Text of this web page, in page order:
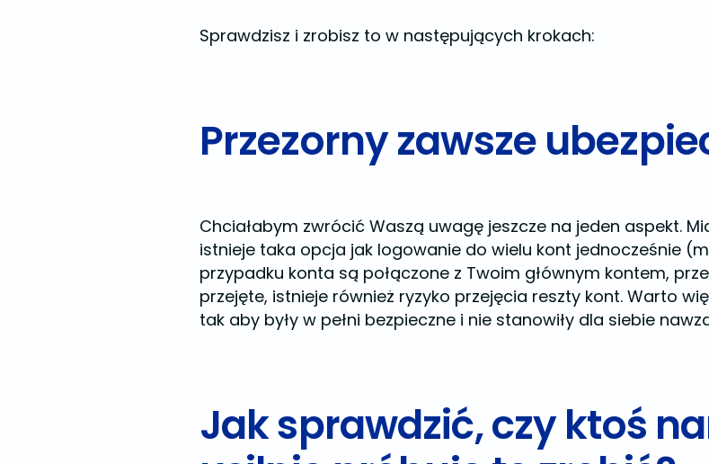
Sprawdzisz i zrobisz to w następujących krokach:
Przezorny zawsze
Chciałabym zwrócić Waszą uwagę jeszcze na jeden aspekt.
istnieje taka opcja jak logowanie do wielu kont jednocześnie
przypadku konta są połączone z Twoim głównym kontem,
przejęte, istnieje również ryzyko przejęcia reszty kont. Warto
tak aby były w pełni bezpieczne i nie stanowiły dla siebie
Jak sprawdzić, czy ktoś